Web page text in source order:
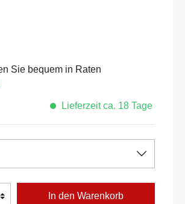
Sie bequem in Raten
Lieferzeit ca. 18 Tage
In den Warenkorb